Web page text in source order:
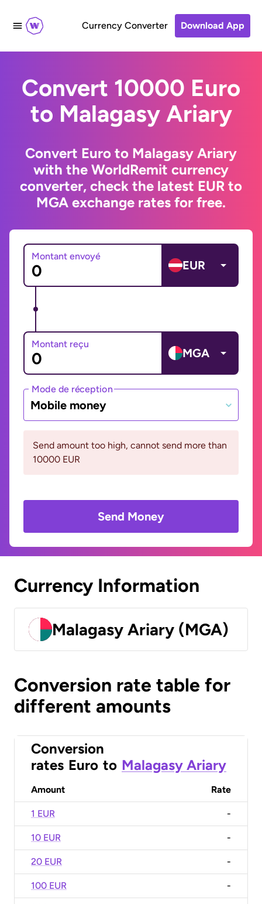
Currency Converter Download App
Convert 10000 Euro
to Malagasy Ariary
Convert Euro to Malagasy Ariary
with the WorldRemit currency
converter, check the latest EUR to
MGA exchange rates for free.
Montant envoyé
EUR
Montant reçu
MGA
Mode de réception
Mobile money
Send amount too high, cannot send more than
10000 EUR
Send Money
Currency Information
Malagasy Ariary (MGA)
Conversion rate table for
different amounts
Conversion
rates Euro to Malagasy Ariary
Amount Rate
1 EUR -
10 EUR -
20 EUR -
100 EUR -